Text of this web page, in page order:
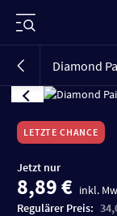
Diamond
VIDEO
LETZTE CHANCE
Jetzt nur
8,89 € inkl.
Regulärer Preis: